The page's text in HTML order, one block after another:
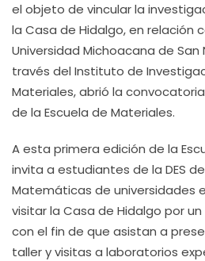
el objeto de vincular la
la Casa de Hidalgo, en relación
Universidad Michoacana de San
través del Instituto de
Materiales, abrió la
de la Escuela de Materiales.
A esta primera edición de la
invita a estudiantes de la DES
Matemáticas de universidades
visitar la Casa de Hidalgo por
con el fin de que asistan a
taller y visitas a laboratorios